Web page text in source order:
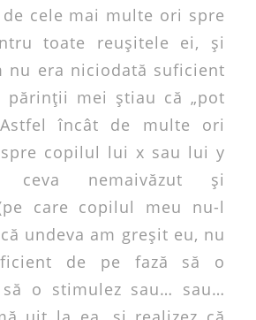
cele mai multe ori spre
toate reuşitele ei, şi
nu era niciodată suficient
părinţii mei ştiau că „pot
încât de multe ori
copilul lui x sau lui y
ceva nemaivăzut şi
care copilul meu nu-l
undeva am greşit eu, nu
de pe fază să o
o stimulez sau… sau…